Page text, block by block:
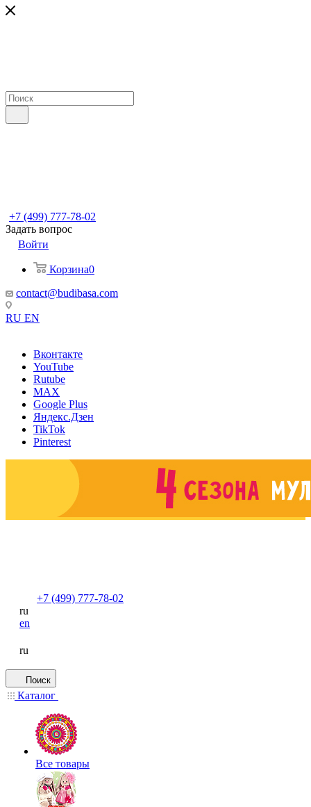
+7 (499) 777-78-02
Задать вопрос
Войти
Корзина0
contact@budibasa.com
RU EN
Вконтакте
YouTube
Rutube
MAX
Google Plus
Яндекс.Дзен
TikTok
Pinterest
+7 (499) 777-78-02
ru
en
ru
Поиск
Каталог
Все товары